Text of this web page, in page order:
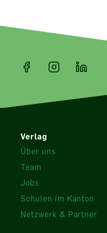
Verlag
Über uns
Team
Jobs
Schulen im Kanton
Netzwerk & Partner